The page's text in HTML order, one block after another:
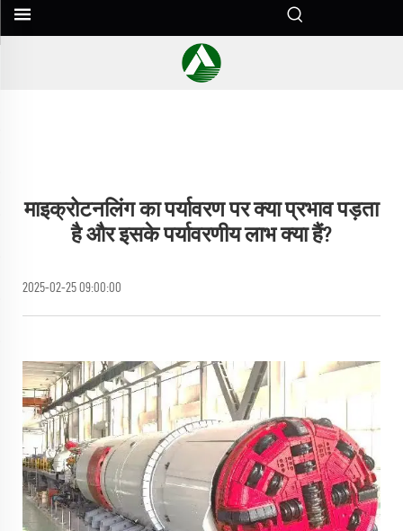
माइक्रोटनलिंग का पर्यावरण पर क्या प्रभाव पड़ता
है और इसके पर्यावरणीय लाभ क्या हैं?
2025-02-25 09:00:00